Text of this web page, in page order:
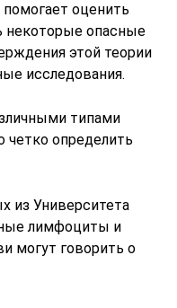
оценить
некоторые опасные
этой теории
исследования.
типами
четко определить
из Университета
лимфоциты и
могут говорить о